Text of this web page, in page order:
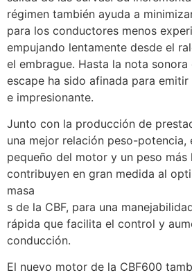
régimen también ayuda a
para los conductores menos
empujando lentamente desde el
el embrague. Hasta la nota
escape ha sido afinada para
e impresionante.
Junto con la producción de
una mejor relación peso-potencia,
pequeño del motor y un peso más
contribuyen en gran medida al
masa
s de la CBF, para una
rápida que facilita el control y
conducción.
El nuevo motor de la CBF600